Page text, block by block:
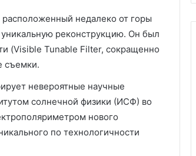
недалеко от горы
реконструкцию. Он был
(Visible Tunable Filter, сокращенно
съемки.
невероятные научные
солнечной физики (ИСФ) во
нового
по технологичности